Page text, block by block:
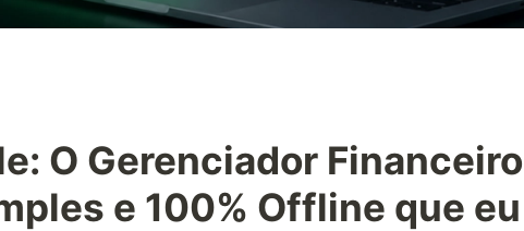
O Gerenciador Financeiro
e 100% Offline que eu